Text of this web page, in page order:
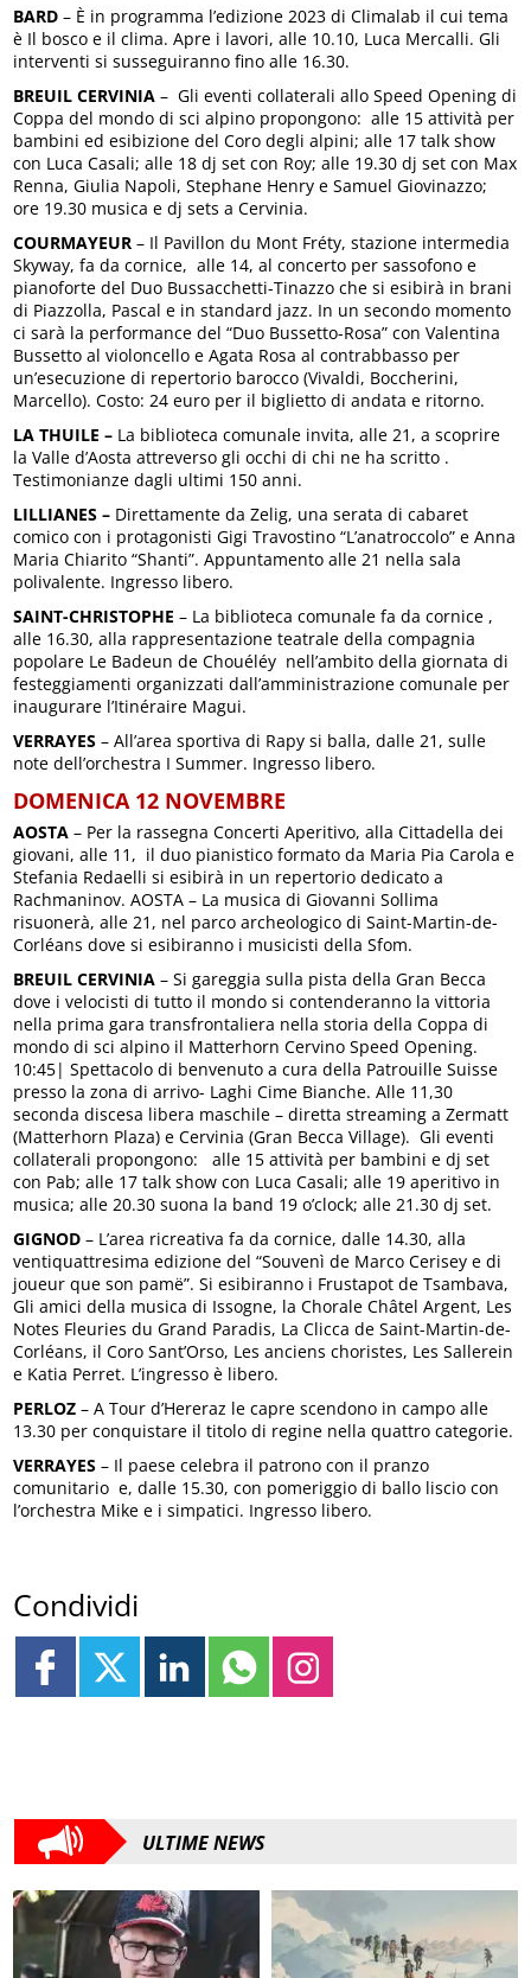
BARD – È in programma l’edizione 2023 di Climalab il cui tema
è Il bosco e il clima. Apre i lavori, alle 10.10, Luca Mercalli. Gli
interventi si susseguiranno fino alle 16.30.
BREUIL CERVINIA – Gli eventi collaterali allo Speed Opening di
Coppa del mondo di sci alpino propongono: alle 15 attività per
bambini ed esibizione del Coro degli alpini; alle 17 talk show
con Luca Casali; alle 18 dj set con Roy; alle 19.30 dj set con Max
Renna, Giulia Napoli, Stephane Henry e Samuel Giovinazzo;
ore 19.30 musica e dj sets a Cervinia.
COURMAYEUR – Il Pavillon du Mont Fréty, stazione intermedia
Skyway, fa da cornice, alle 14, al concerto per sassofono e
pianoforte del Duo Bussacchetti-Tinazzo che si esibirà in brani
di Piazzolla, Pascal e in standard jazz. In un secondo momento
ci sarà la performance del “Duo Bussetto-Rosa” con Valentina
Bussetto al violoncello e Agata Rosa al contrabbasso per
un’esecuzione di repertorio barocco (Vivaldi, Boccherini,
Marcello). Costo: 24 euro per il biglietto di andata e ritorno.
LA THUILE – La biblioteca comunale invita, alle 21, a scoprire
la Valle d’Aosta attreverso gli occhi di chi ne ha scritto .
Testimonianze dagli ultimi 150 anni.
LILLIANES – Direttamente da Zelig, una serata di cabaret
comico con i protagonisti Gigi Travostino “L’anatroccolo” e Anna
Maria Chiarito “Shanti”. Appuntamento alle 21 nella sala
polivalente. Ingresso libero.
SAINT-CHRISTOPHE – La biblioteca comunale fa da cornice ,
alle 16.30, alla rappresentazione teatrale della compagnia
popolare Le Badeun de Chouéléy nell’ambito della giornata di
festeggiamenti organizzati dall’amministrazione comunale per
inaugurare l’Itinéraire Magui.
VERRAYES – All’area sportiva di Rapy si balla, dalle 21, sulle
note dell’orchestra I Summer. Ingresso libero.
DOMENICA 12 NOVEMBRE
AOSTA – Per la rassegna Concerti Aperitivo, alla Cittadella dei
giovani, alle 11, il duo pianistico formato da Maria Pia Carola e
Stefania Redaelli si esibirà in un repertorio dedicato a
Rachmaninov. AOSTA – La musica di Giovanni Sollima
risuonerà, alle 21, nel parco archeologico di Saint-Martin-de-
Corléans dove si esibiranno i musicisti della Sfom.
BREUIL CERVINIA – Si gareggia sulla pista della Gran Becca
dove i velocisti di tutto il mondo si contenderanno la vittoria
nella prima gara transfrontaliera nella storia della Coppa di
mondo di sci alpino il Matterhorn Cervino Speed Opening.
10:45| Spettacolo di benvenuto a cura della Patrouille Suisse
presso la zona di arrivo- Laghi Cime Bianche. Alle 11,30
seconda discesa libera maschile – diretta streaming a Zermatt
(Matterhorn Plaza) e Cervinia (Gran Becca Village). Gli eventi
collaterali propongono: alle 15 attività per bambini e dj set
con Pab; alle 17 talk show con Luca Casali; alle 19 aperitivo in
musica; alle 20.30 suona la band 19 o’clock; alle 21.30 dj set.
GIGNOD – L’area ricreativa fa da cornice, dalle 14.30, alla
ventiquattresima edizione del “Souvenì de Marco Cerisey e di
joueur que son pamë”. Si esibiranno i Frustapot de Tsambava,
Gli amici della musica di Issogne, la Chorale Châtel Argent, Les
Notes Fleuries du Grand Paradis, La Clicca de Saint-Martin-de-
Corléans, il Coro Sant’Orso, Les anciens choristes, Les Sallerein
e Katia Perret. L’ingresso è libero.
PERLOZ – A Tour d’Hereraz le capre scendono in campo alle
13.30 per conquistare il titolo di regine nella quattro categorie.
VERRAYES – Il paese celebra il patrono con il pranzo
comunitario e, dalle 15.30, con pomeriggio di ballo liscio con
l’orchestra Mike e i simpatici. Ingresso libero.
Condividi
ULTIME NEWS